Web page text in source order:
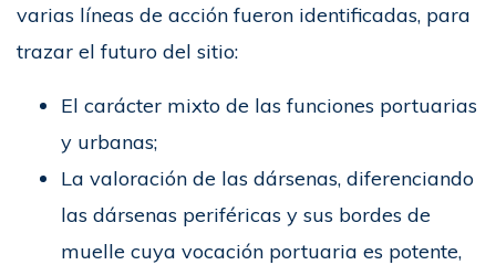
varias líneas de acción fueron identificadas, para
trazar el futuro del sitio:
El carácter mixto de las funciones portuarias
y urbanas;
La valoración de las dársenas, diferenciando
las dársenas periféricas y sus bordes de
muelle cuya vocación portuaria es potente,